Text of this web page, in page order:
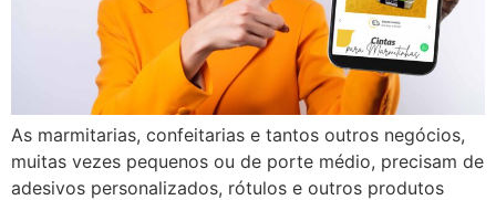
As marmitarias, confeitarias e tantos outros negócios,
muitas vezes pequenos ou de porte médio, precisam de
adesivos personalizados, rótulos e outros produtos